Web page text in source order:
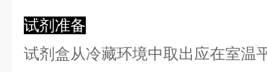
试剂准备
试剂盒从冷藏环境中取出应在室温